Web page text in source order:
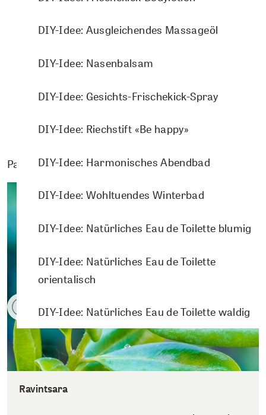
DIY-Idee: Ausgleichendes Massageöl
DIY-Idee: Nasenbalsam
DIY-Idee: Gesichts-Frischekick-Spray
DIY-Idee: Riechstift «Be happy»
DIY-Idee: Harmonisches Abendbad
DIY-Idee: Wohltuendes Winterbad
DIY-Idee: Natürliches Eau de Toilette blumig
DIY-Idee: Natürliches Eau de Toilette
orientalisch
DIY-Idee: Natürliches Eau de Toilette waldig
Passende Pflanzenporträts
Ravintsara